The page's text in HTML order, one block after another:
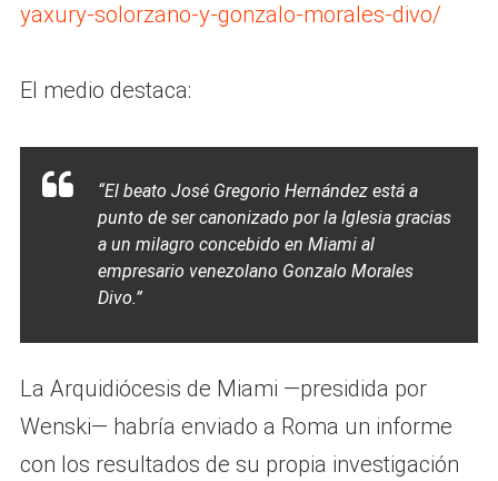
yaxury-solorzano-y-gonzalo-morales-divo/
El medio destaca:
“El beato José Gregorio Hernández está a
punto de ser canonizado por la Iglesia gracias
a un milagro concebido en Miami al
empresario venezolano Gonzalo Morales
Divo.”
La Arquidiócesis de Miami —presidida por
Wenski— habría enviado a Roma un informe
con los resultados de su propia investigación